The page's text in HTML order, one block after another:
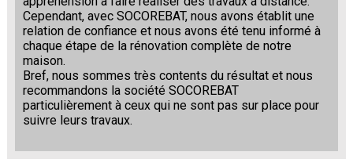
Cependant, avec SOCOREBAT, nous avons établit une
relation de confiance et nous avons été tenu informé à
chaque étape de la rénovation complète de notre
maison.
Bref, nous sommes très contents du résultat et nous
recommandons la société SOCOREBAT
particulièrement à ceux qui ne sont pas sur place pour
suivre leurs travaux.